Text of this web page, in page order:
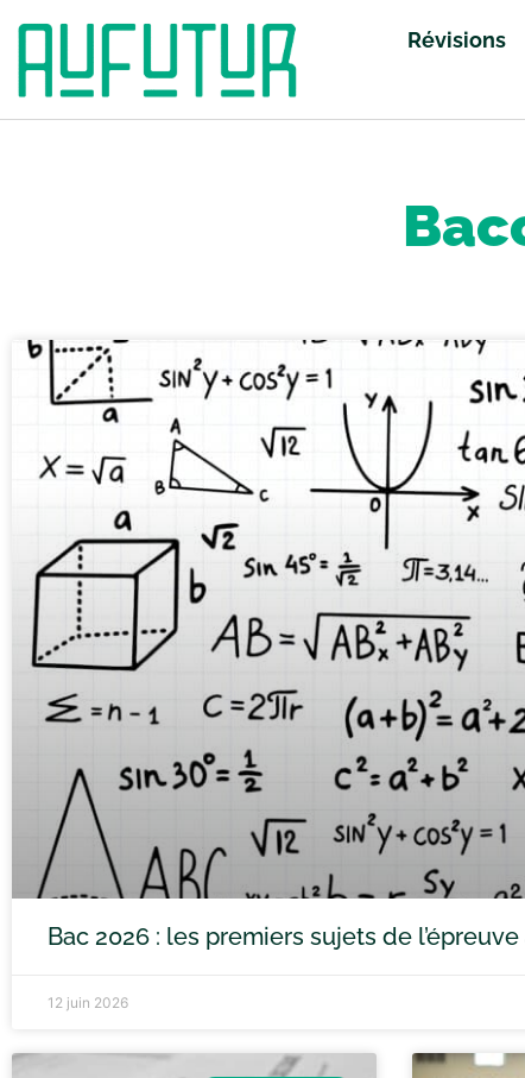
Révisions
Bac 2026 : les premiers sujets de
12 juin 2026